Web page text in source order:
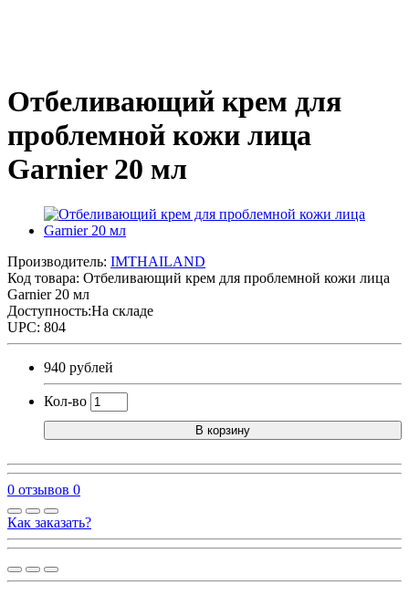
Отбеливающий крем для
проблемной кожи лица
Garnier 20 мл
Производитель: IMTHAILAND
Код товара: Отбеливающий крем для проблемной кожи лица
Garnier 20 мл
Доступность:На складе
UPC: 804
940 рублей
Кол-во
В корзину
0 отзывов 0
Как заказать?